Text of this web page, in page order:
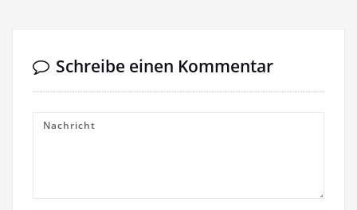
Schreibe einen Kommentar